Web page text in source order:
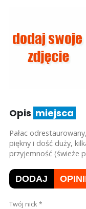
Opis miejsca
Pałac
piękny i dość duży,
przyjemność (świeże
DODAJ
Twój nick